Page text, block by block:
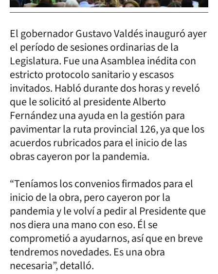
El gobernador Gustavo Valdés inauguró ayer
el período de sesiones ordinarias de la
Legislatura. Fue una Asamblea inédita con
estricto protocolo sanitario y escasos
invitados. Habló durante dos horas y reveló
que le solicitó al presidente Alberto
Fernández una ayuda en la gestión para
pavimentar la ruta provincial 126, ya que los
acuerdos rubricados para el inicio de las
obras cayeron por la pandemia.
“Teníamos los convenios firmados para el
inicio de la obra, pero cayeron por la
pandemia y le volví a pedir al Presidente que
nos diera una mano con eso. Él se
comprometió a ayudarnos, así que en breve
tendremos novedades. Es una obra
necesaria”, detalló.